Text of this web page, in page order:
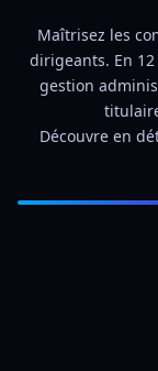
Maîtrisez les
dirigeants. En
gestion
Découvre en